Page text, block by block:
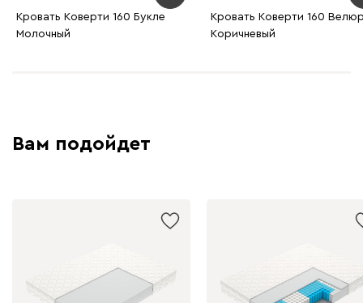
Кровать Коверти 160 Букле
Молочный
Кровать Коверти 160
Коричневый
Вам подойдет